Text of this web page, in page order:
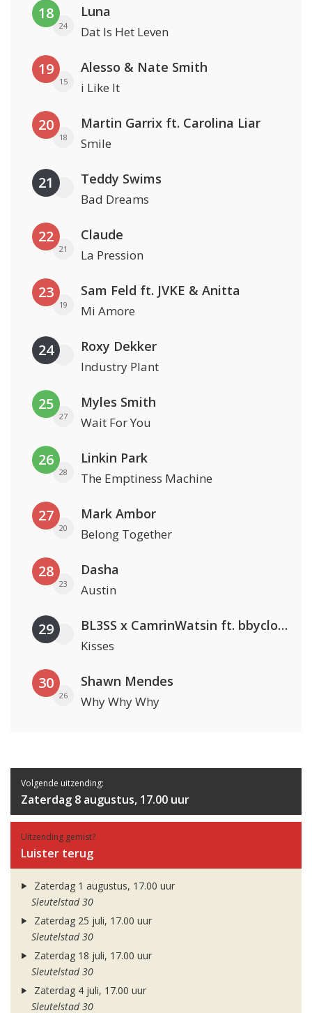
18
24
Luna
Dat Is Het Leven
19
15
Alesso & Nate Smith
i Like It
20
18
Martin Garrix ft. Carolina Liar
Smile
21 Teddy Swims
Bad Dreams
22
21
Claude
La Pression
23
19
Sam Feld ft. JVKE & Anitta
Mi Amore
24 Roxy Dekker
Industry Plant
25
27
Myles Smith
Wait For You
26
28
Linkin Park
The Emptiness Machine
27
20
Mark Ambor
Belong Together
28
23
Dasha
Austin
29 BL3SS x CamrinWatsin ft. bbyclose
Kisses
30
26
Shawn Mendes
Why Why Why
Volgende uitzending:
Zaterdag 8 augustus, 17.00 uur
Uitzending gemist?
Luister terug
Zaterdag 1 augustus, 17.00 uur
Sleutelstad 30
Zaterdag 25 juli, 17.00 uur
Sleutelstad 30
Zaterdag 18 juli, 17.00 uur
Sleutelstad 30
Zaterdag 4 juli, 17.00 uur
Sleutelstad 30